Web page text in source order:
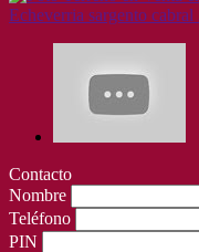
Contacto
Nombre
Teléfono
PIN